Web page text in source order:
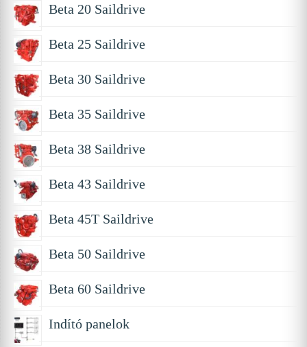
Beta 20 Saildrive
Beta 25 Saildrive
Beta 30 Saildrive
Beta 35 Saildrive
Beta 38 Saildrive
Beta 43 Saildrive
Beta 45T Saildrive
Beta 50 Saildrive
Beta 60 Saildrive
Indító panelok